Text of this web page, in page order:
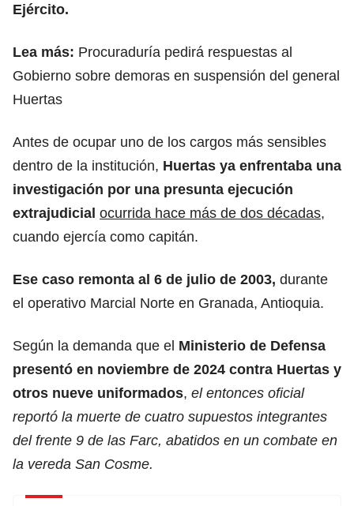
Ejército.
Lea más: Procuraduría pedirá respuestas al
Gobierno sobre demoras en suspensión del general
Huertas
Antes de ocupar uno de los cargos más sensibles
dentro de la institución, Huertas ya enfrentaba una
investigación por una presunta ejecución
extrajudicial ocurrida hace más de dos décadas,
cuando ejercía como capitán.
Ese caso remonta al 6 de julio de 2003, durante
el operativo Marcial Norte en Granada, Antioquia.
Según la demanda que el Ministerio de Defensa
presentó en noviembre de 2024 contra Huertas y
otros nueve uniformados, el entonces oficial
reportó la muerte de cuatro supuestos integrantes
del frente 9 de las Farc, abatidos en un combate en
la vereda San Cosme.